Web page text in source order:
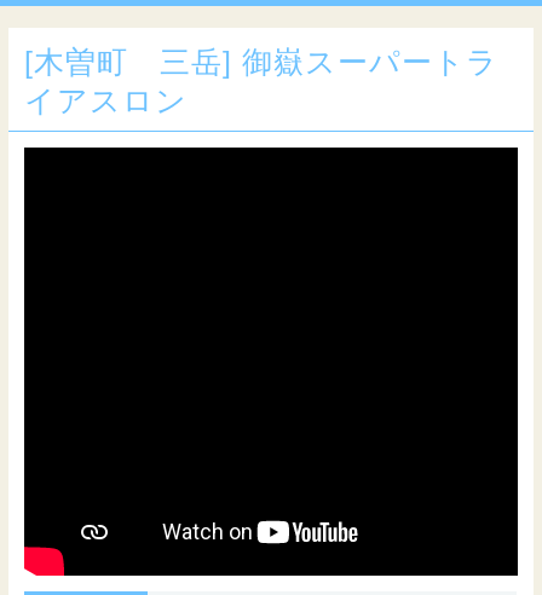
[木曽町 三岳] 御嶽スーパートラ
イアスロン